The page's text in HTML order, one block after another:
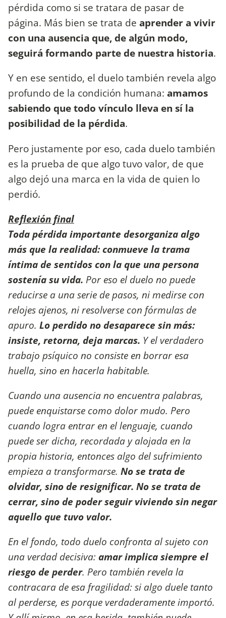
pérdida como si se tratara de pasar de
página. Más bien se trata de aprender a vivir
con una ausencia que, de algún modo,
seguirá formando parte de nuestra historia.
Y en ese sentido, el duelo también revela algo
profundo de la condición humana: amamos
sabiendo que todo vínculo lleva en sí la
posibilidad de la pérdida.
Pero justamente por eso, cada duelo también
es la prueba de que algo tuvo valor, de que
algo dejó una marca en la vida de quien lo
perdió.
Reflexión final
Toda pérdida importante desorganiza algo
más que la realidad: conmueve la trama
íntima de sentidos con la que una persona
sostenía su vida. Por eso el duelo no puede
reducirse a una serie de pasos, ni medirse con
relojes ajenos, ni resolverse con fórmulas de
apuro. Lo perdido no desaparece sin más:
insiste, retorna, deja marcas. Y el verdadero
trabajo psíquico no consiste en borrar esa
huella, sino en hacerla habitable.
Cuando una ausencia no encuentra palabras,
puede enquistarse como dolor mudo. Pero
cuando logra entrar en el lenguaje, cuando
puede ser dicha, recordada y alojada en la
propia historia, entonces algo del sufrimiento
empieza a transformarse. No se trata de
olvidar, sino de resignificar. No se trata de
cerrar, sino de poder seguir viviendo sin negar
aquello que tuvo valor.
En el fondo, todo duelo confronta al sujeto con
una verdad decisiva: amar implica siempre el
riesgo de perder. Pero también revela la
contracara de esa fragilidad: si algo duele tanto
al perderse, es porque verdaderamente importó.